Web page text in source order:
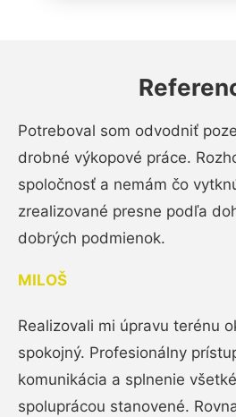
Potreboval som odvodniť
drobné výkopové práce.
spoločnosť a nemám čo
zrealizované presne podľa
dobrých podmienok.
MILOŠ
Realizovali mi úpravu terénu
spokojný. Profesionálny
komunikácia a splnenie
spoluprácou stanovené.